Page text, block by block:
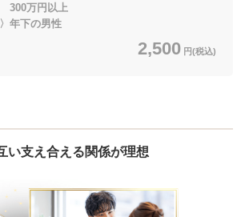
万円以上
年下の男性
2,500 円(税込)
い支え合える関係が理想